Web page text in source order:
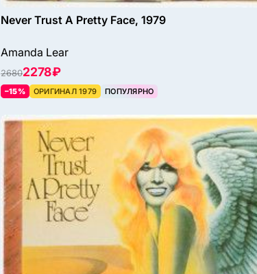
Never Trust A Pretty Face, 1979
Amanda Lear
26802278 ₽
–15% ОРИГИНАЛ 1979 ПОПУЛЯРНО